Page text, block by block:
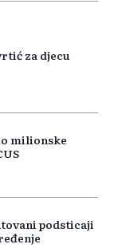
za djecu
milionske
podsticaji